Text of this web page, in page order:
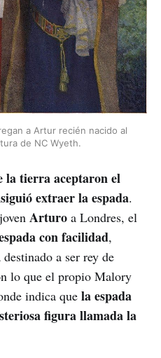
a Artur recién nacido al
de NC Wyeth.
la tierra aceptaron el
extraer la espada.
Arturo a Londres, el
con facilidad,
a ser rey de
lo que el propio Malory
indica que la espada
figura llamada la